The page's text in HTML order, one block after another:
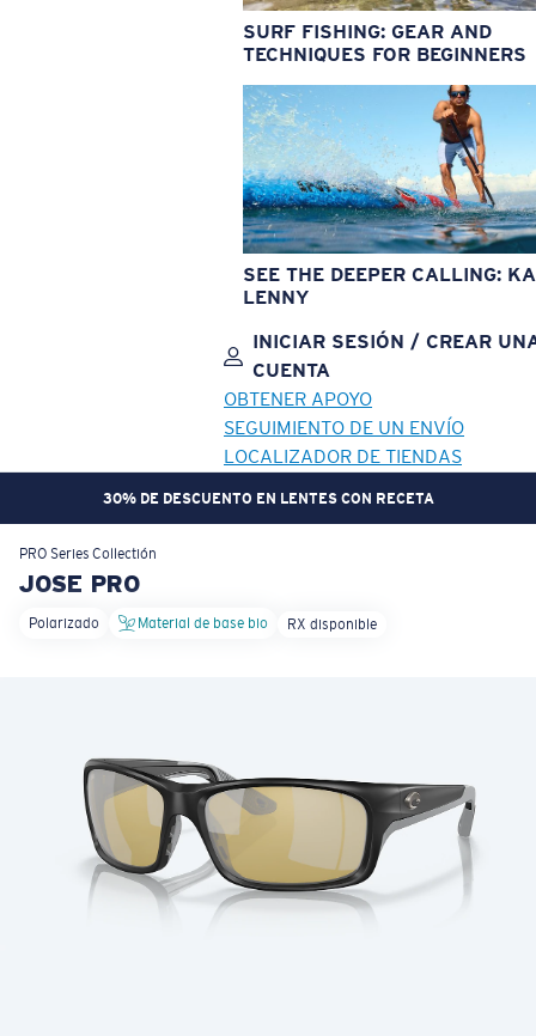
SURF FISHING: GEAR AND
TECHNIQUES FOR BEGINNERS
SEE THE DEEPER CALLING:
LENNY
INICIAR SESIÓN / CREAR
CUENTA
OBTENER APOYO
SEGUIMIENTO DE UN ENVÍO
LOCALIZADOR DE TIENDAS
30% DE DESCUENTO EN LENTES CON RECETA
OBJETIVO ACTUALIZADO
Cantidad:
PRO Series Collectión
JOSE PRO
Polarizado Material de base bio RX disponible